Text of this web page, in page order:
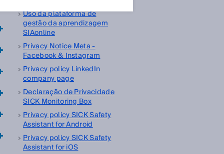
Uso da plataforma de
gestão da aprendizagem
SIAonline
Privacy Notice Meta -
Facebook & Instagram
Privacy policy LinkedIn
company page
Declaração de Privacidade
SICK Monitoring Box
Privacy policy SICK Safety
Assistant for Android
Privacy policy SICK Safety
Assistant for iOS